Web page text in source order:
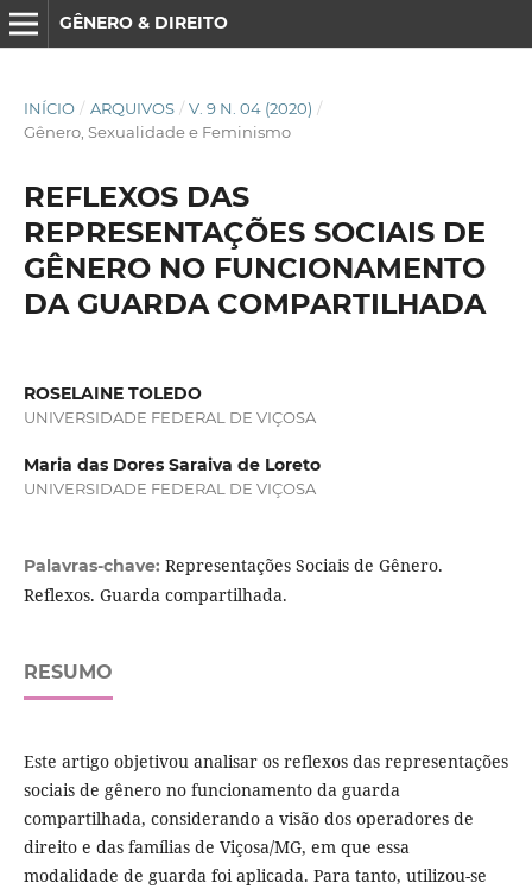
GÊNERO & DIREITO
INÍCIO / ARQUIVOS / V. 9 N. 04 (2020) /
Gênero, Sexualidade e Feminismo
REFLEXOS DAS
REPRESENTAÇÕES SOCIAIS DE
GÊNERO NO FUNCIONAMENTO
DA GUARDA COMPARTILHADA
ROSELAINE TOLEDO
UNIVERSIDADE FEDERAL DE VIÇOSA
Maria das Dores Saraiva de Loreto
UNIVERSIDADE FEDERAL DE VIÇOSA
Palavras-chave: Representações Sociais de Gênero.
Reflexos. Guarda compartilhada.
RESUMO
Este artigo objetivou analisar os reflexos das representações
sociais de gênero no funcionamento da guarda
compartilhada, considerando a visão dos operadores de
direito e das famílias de Viçosa/MG, em que essa
modalidade de guarda foi aplicada. Para tanto, utilizou-se